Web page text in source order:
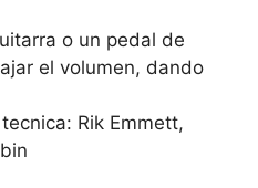
o un pedal de
el volumen, dando
Rik Emmett,